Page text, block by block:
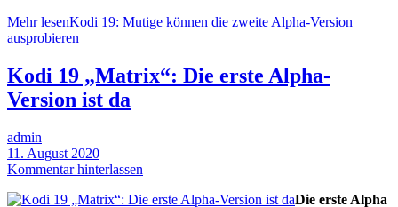
Mehr lesenKodi 19: Mutige können die zweite Alpha-Version
ausprobieren
Kodi 19 „Matrix“: Die erste Alpha-
Version ist da
admin
11. August 2020
Kommentar hinterlassen
Die erste Alpha